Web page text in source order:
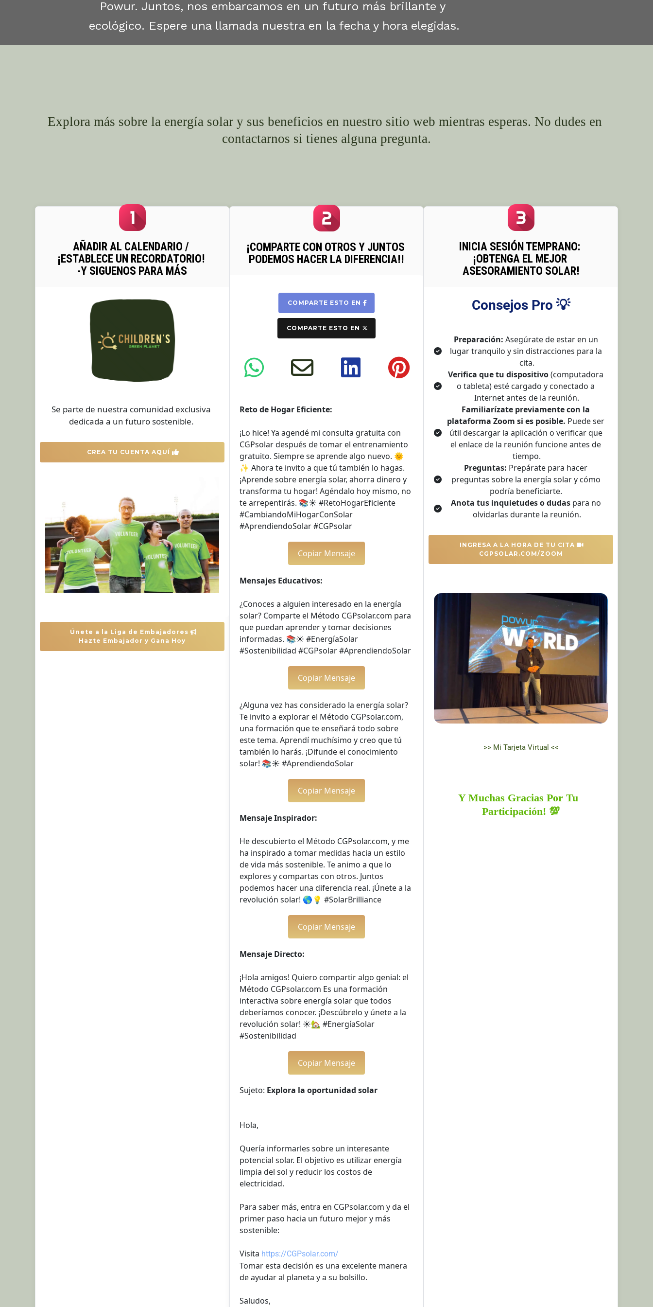
Powur. Juntos, nos embarcamos en un futuro más brillante y
ecológico. Espere una llamada nuestra en la fecha y hora elegidas.
Explora más sobre la energía solar y sus beneficios en nuestro sitio web mientras esperas. No dudes en
contactarnos si tienes alguna pregunta.
AÑADIR AL CALENDARIO /
¡ESTABLECE UN RECORDATORIO!
-Y SIGUENOS PARA MÁS
Se parte de nuestra comunidad exclusiva
dedicada a un futuro sostenible.
CREA TU CUENTA AQUÍ
Únete a la Liga de Embajadores
Hazte Embajador y Gana Hoy
¡COMPARTE CON OTROS Y JUNTOS
PODEMOS HACER LA DIFERENCIA!!
COMPARTE ESTO EN
Reto de Hogar Eficiente:
¡Lo hice! Ya agendé mi consulta gratuita con
CGPsolar después de tomar el entrenamiento
gratuito. Siempre se aprende algo nuevo. 🌞
✨ Ahora te invito a que tú también lo hagas.
¡Aprende sobre energía solar, ahorra dinero y
transforma tu hogar! Agéndalo hoy mismo, no
te arrepentirás. 📚☀️ #RetoHogarEficiente
#CambiandoMiHogarConSolar
#AprendiendoSolar #CGPsolar
Copiar Mensaje
Mensajes Educativos:
¿Conoces a alguien interesado en la energía
solar? Comparte el Método CGPsolar.com para
que puedan aprender y tomar decisiones
informadas. 📚☀️ #EnergíaSolar
#Sostenibilidad #CGPsolar #AprendiendoSolar
Copiar Mensaje
¿Alguna vez has considerado la energía solar?
Te invito a explorar el Método CGPsolar.com,
una formación que te enseñará todo sobre
este tema. Aprendí muchísimo y creo que tú
también lo harás. ¡Difunde el conocimiento
solar! 📚☀️ #AprendiendoSolar
Copiar Mensaje
Mensaje Inspirador:
He descubierto el Método CGPsolar.com, y me
ha inspirado a tomar medidas hacia un estilo
de vida más sostenible. Te animo a que lo
explores y compartas con otros. Juntos
podemos hacer una diferencia real. ¡Únete a la
revolución solar! 🌎💡 #SolarBrilliance
Copiar Mensaje
Mensaje Directo:
¡Hola amigos! Quiero compartir algo genial: el
Método CGPsolar.com Es una formación
interactiva sobre energía solar que todos
deberíamos conocer. ¡Descúbrelo y únete a la
revolución solar! ☀️🏡 #EnergíaSolar
#Sostenibilidad
Copiar Mensaje
Sujeto: Explora la oportunidad solar
Hola,
Quería informarles sobre un interesante
potencial solar. El objetivo es utilizar energía
limpia del sol y reducir los costos de
electricidad.
Para saber más, entra en CGPsolar.com y da el
primer paso hacia un futuro mejor y más
sostenible:
Visita https://CGPsolar.com/
Tomar esta decisión es una excelente manera
de ayudar al planeta y a su bolsillo.
Saludos,
INICIA SESIÓN TEMPRANO:
¡OBTENGA EL MEJOR
ASESORAMIENTO SOLAR!
Consejos Pro 💡
Preparación: Asegúrate de estar en un
lugar tranquilo y sin distracciones para la
cita.
Verifica que tu dispositivo (computadora
o tableta) esté cargado y conectado a
Internet antes de la reunión.
Familiarízate previamente con la
plataforma Zoom si es posible. Puede ser
útil descargar la aplicación o verificar que
el enlace de la reunión funcione antes de
tiempo.
Preguntas: Prepárate para hacer
preguntas sobre la energía solar y cómo
podría beneficiarte.
Anota tus inquietudes o dudas para no
olvidarlas durante la reunión.
INGRESA A LA HORA DE TU CITA
CGPSOLAR.COM/ZOOM
>> Mi Tarjeta Virtual <<
Y Muchas Gracias Por Tu
Participación! 💯